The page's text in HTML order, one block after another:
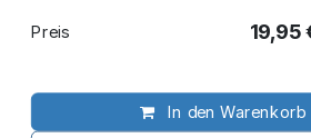
In den Warenkorb
Preis 19,95